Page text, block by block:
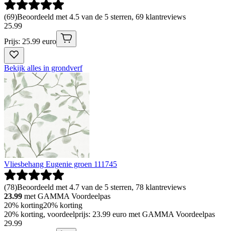
(69)Beoordeeld met 4.5 van de 5 sterren, 69 klantreviews
25.99
Prijs: 25.99 euro
Bekijk alles in grondverf
Vliesbehang Eugenie groen 111745
(78)Beoordeeld met 4.7 van de 5 sterren, 78 klantreviews
23.99 met GAMMA Voordeelpas
20% korting20% korting
20% korting, voordeelprijs: 23.99 euro met GAMMA Voordeelpas
29.99